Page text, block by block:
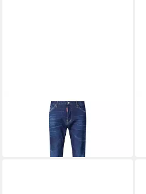
DSQUARED2
Slim-fit-Jeans Teddy
UVP 449,00 €